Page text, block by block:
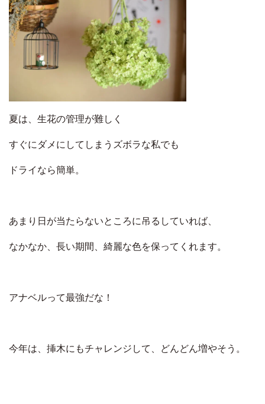
夏は、生花の管理が難しく
すぐにダメにしてしまうズボラな私でも
ドライなら簡単。
あまり日が当たらないところに吊るしていれば、
なかなか、長い期間、綺麗な色を保ってくれます。
アナベルって最強だな！
今年は、挿木にもチャレンジして、どんどん増やそう。